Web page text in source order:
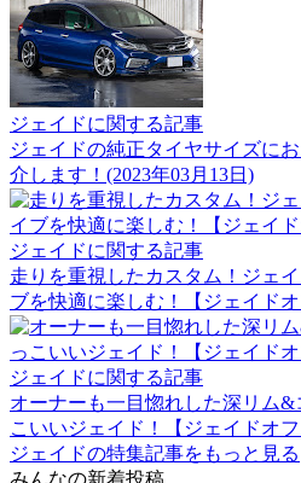
ジェイドに関する記事
ジェイドの純正タイヤサイズに
介します！(2023年03月13日)
ジェイドに関する記事
走りを重視したカスタム！ジェ
ブを快適に楽しむ！【ジェイド
ジェイドに関する記事
オーナーも一目惚れした深リム
こいいジェイド！【ジェイドオ
ジェイドの特集記事をもっと見る
みんなの新着投稿